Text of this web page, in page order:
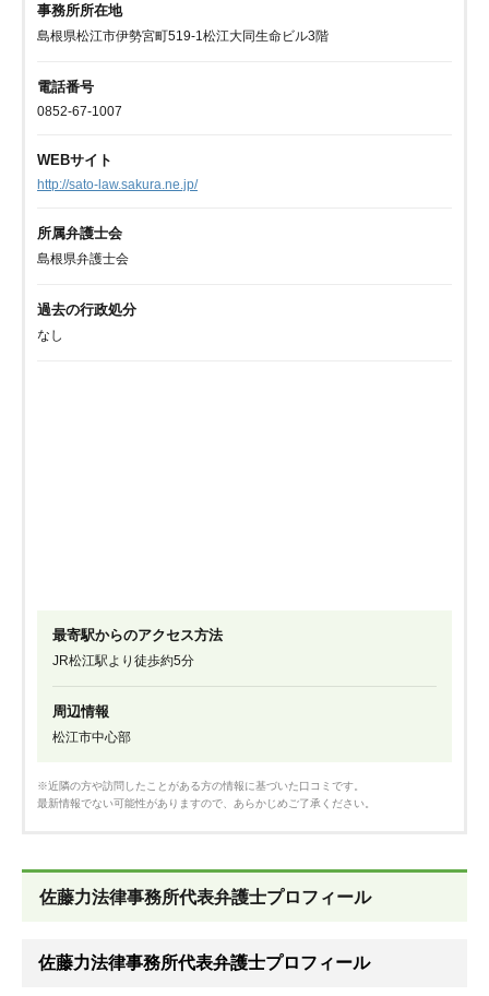
事務所所在地
島根県松江市伊勢宮町519-1松江大同生命ビル3階
電話番号
0852-67-1007
WEBサイト
http://sato-law.sakura.ne.jp/
所属弁護士会
島根県弁護士会
過去の行政処分
なし
最寄駅からのアクセス方法
JR松江駅より徒歩約5分
周辺情報
松江市中心部
※近隣の方や訪問したことがある方の情報に基づいた口コミです。
最新情報でない可能性がありますので、あらかじめご了承ください。
佐藤力法律事務所代表弁護士プロフィール
佐藤力法律事務所代表弁護士プロフィール